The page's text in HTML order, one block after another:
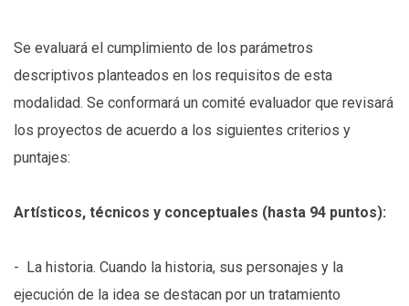
Se evaluará el cumplimiento de los parámetros
descriptivos planteados en los requisitos de esta
modalidad. Se conformará un comité evaluador que revisará
los proyectos de acuerdo a los siguientes criterios y
puntajes:
Artísticos, técnicos y conceptuales (hasta 94 puntos):
- La historia. Cuando la historia, sus personajes y la
ejecución de la idea se destacan por un tratamiento